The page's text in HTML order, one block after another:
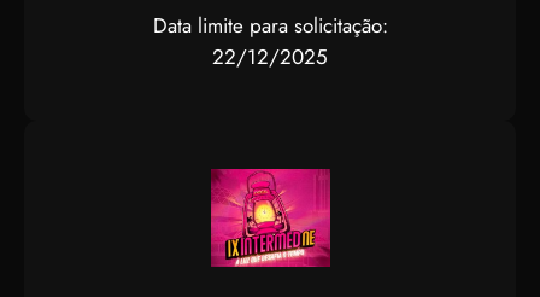
Data limite para solicitação:
22/12/2025